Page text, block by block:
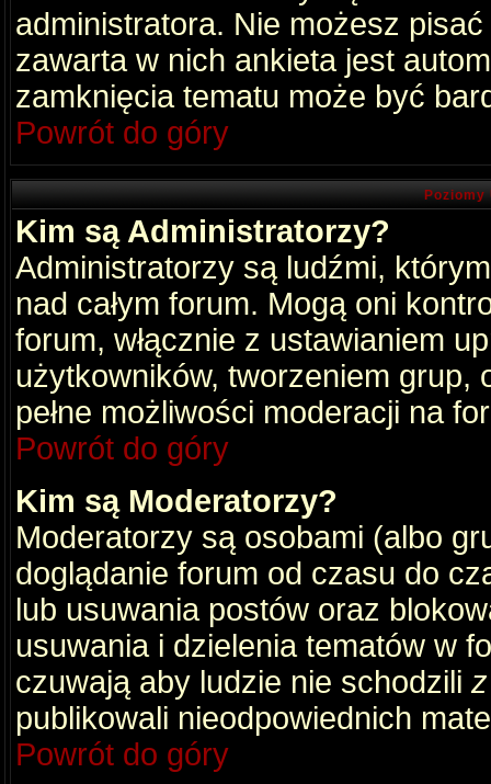
administratora. Nie możesz
zawarta w nich ankieta jest
zamknięcia tematu może być
Powrót do góry
Kim są Administratorzy?
Administratorzy są ludźmi,
nad całym forum. Mogą oni
forum, włącznie z ustawianiem
użytkowników, tworzeniem grup,
pełne możliwości moderacji na
Powrót do góry
Kim są Moderatorzy?
Moderatorzy są osobami (albo
doglądanie forum od czasu do
lub usuwania postów oraz
usuwania i dzielenia tematów w
czuwają aby ludzie nie schodzili
publikowali nieodpowiednich
Powrót do góry